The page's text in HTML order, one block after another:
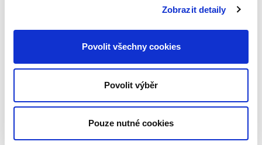
Zobrazit detaily
Povolit všechny cookies
Povolit výběr
Pouze nutné cookies
Přičitatelnost
významných
okolnostech
právnickým
osobám
370,00 Kč